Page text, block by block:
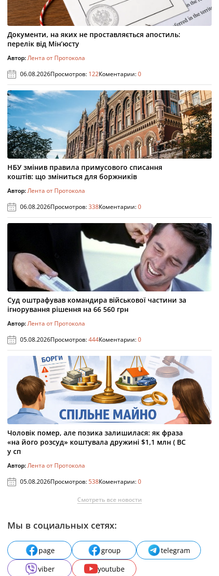
Документи, на яких не проставляється апостиль:
перелік від Мін’юсту
Автор:Лента от Протокола
06.08.2026Просмотров: 122Коментарии:0
НБУ змінив правила примусового списання
коштів: що зміниться для боржників
Автор:Лента от Протокола
06.08.2026Просмотров:338Коментарии:0
Суд оштрафував командира військової частини за
ігнорування рішення на 66 560 грн
Автор:Лента от Протокола
05.08.2026Просмотров:444Коментарии:0
Чоловік помер, але позика залишилася: як фраза
«на його розсуд» коштувала дружині $1,1 млн ( ВС
у сп
Автор:Лента от Протокола
05.08.2026Просмотров:538Коментарии:0
Смотреть все новости
Мы в социальных сетях:
page group
telegram
viber
youtube